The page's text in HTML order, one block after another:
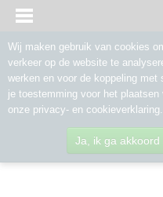
Wij maken gebruik van cookies
verkeer op de website te
werken en voor de koppeling
je toestemming voor het
onze privacy- en cookieverklaring.
Ja, ik ga akkoord